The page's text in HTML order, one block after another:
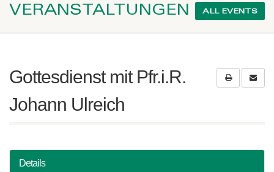
VERANSTALTUNGEN ALL EVENTS
Gottesdienst mit Pfr.i.R.
Johann Ulreich
Details